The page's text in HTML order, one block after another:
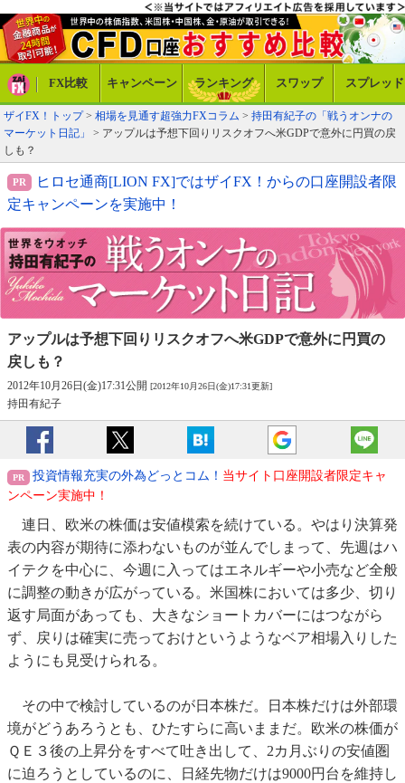
FX比較 キャンペーン ランキング スワップ スプレッド
ザイFX！トップ> 相場を見通す超強力FXコラム > 持田有紀子の「戦うオンナの
マーケット日記」
> アップルは予想下回りリスクオフへ米GDPで意外に円買の戻
しも？
ヒロセ通商[LION FX]ではザイFX！からの口座開設者限
定キャンペーンを実施中！
アップルは予想下回りリスクオフへ米GDPで意外に円買の
戻しも？
2012年10月26日(金)17:31公開 [2012年10月26日(金)17:31更新]
持田有紀子
投資情報充実の外為どっとコム！ 当サイト口座開設者限定キャ
ンペーン実施中！
連日、欧米の株価は安値模索を続けている。やはり決算発
表の内容が期待に添わないものが並んでしまって、先週はハ
イテクを中心に、今週に入ってはエネルギーや小売など全般
に調整の動きが広がっている。米国株においては多少、切り
返す局面があっても、大きなショートカバーにはつながら
ず、戻りは確実に売っておけというようなベア相場入りした
ようにも見受けられる。
その中で検討しているのが日本株だ。日本株だけは外部環
境がどうあろうとも、ひたすらに高いままだ。欧米の株価が
ＱＥ３後の上昇分をすべて吐き出して、2カ月ぶりの安値圏
に迫ろうとしているのに、日経先物だけは9000円台を維持し